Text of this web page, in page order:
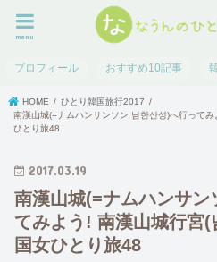
menu
プロフィール おすすめ10記事
HOME
ひとり韓国旅行2017
南漢山城(=ナムハンサンソン 남한산성)へ行って
ひとり旅48
2017.03.19
南漢山城(=ナムハンサン
てみよう! 南漢山城行宮
国女ひとり旅48